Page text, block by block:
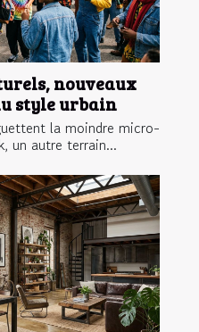
nouveaux
style urbain
la moindre micro-
un autre terrain...